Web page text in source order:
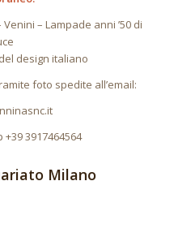
– Lampade anni ’50 di
design italiano
foto spedite all’email:
3917464564
Milano